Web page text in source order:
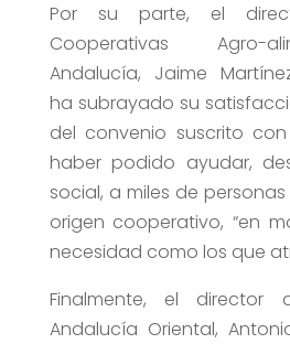
Por su parte, el
Cooperativas Agro-
Andalucía, Jaime
ha subrayado su
del convenio suscrito
haber podido ayudar,
social, a miles de
origen cooperativo, “en
necesidad como los que
Finalmente, el director
Andalucía Oriental,